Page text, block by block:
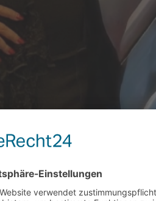
für alles, was der Gast sieht,